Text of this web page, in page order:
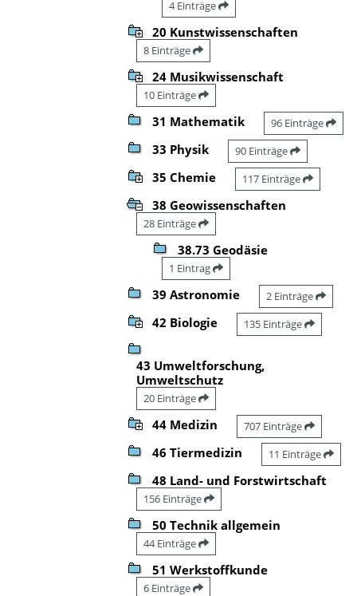
4 Einträge
20 Kunstwissenschaften
8 Einträge
24 Musikwissenschaft
10 Einträge
31 Mathematik 96 Einträge
33 Physik 90 Einträge
35 Chemie 117 Einträge
38 Geowissenschaften
28 Einträge
38.73 Geodäsie
1 Eintrag
39 Astronomie 2 Einträge
42 Biologie 135 Einträge
43 Umweltforschung,
Umweltschutz
20 Einträge
44 Medizin 707 Einträge
46 Tiermedizin 11 Einträge
48 Land- und Forstwirtschaft
156 Einträge
50 Technik allgemein
44 Einträge
51 Werkstoffkunde
6 Einträge